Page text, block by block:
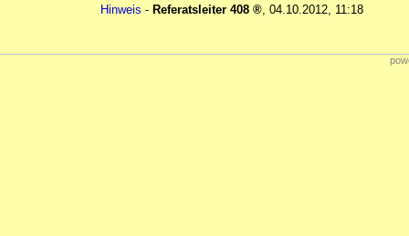
Hinweis - Referatsleiter 408 04.10.2012, 11:18